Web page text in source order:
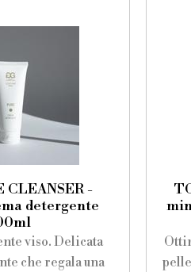
CLEANSER -
detergente
viso. Delicata
che regala una